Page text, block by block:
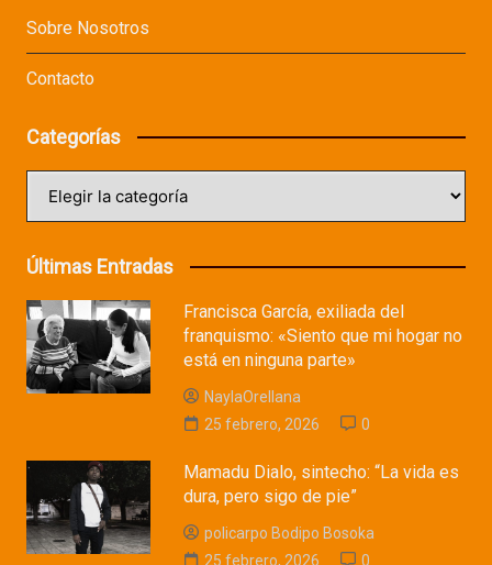
Sobre Nosotros
Contacto
Categorías
Últimas Entradas
Francisca García, exiliada del
franquismo: «Siento que mi hogar no
está en ninguna parte»
NaylaOrellana
25 febrero, 2026
0
Mamadu Dialo, sintecho: “La vida es
dura, pero sigo de pie”
policarpo Bodipo Bosoka
25 febrero, 2026
0